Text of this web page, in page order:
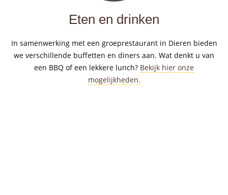
Eten en drinken
In samenwerking met een groeprestaurant in Dieren bieden
we verschillende buffetten en diners aan. Wat denkt u van
een BBQ of een lekkere lunch? Bekijk hier onze
mogelijkheden.